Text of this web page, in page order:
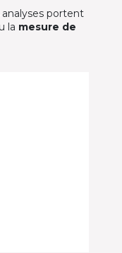
portent
la mesure de